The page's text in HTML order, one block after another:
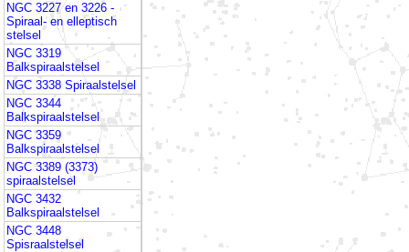
NGC 3227 en 3226 -
Spiraal- en elleptisch
stelsel
NGC 3319
Balkspiraalstelsel
NGC 3338 Spiraalstelsel
NGC 3344
Balkspiraalstelsel
NGC 3359
Balkspiraalstelsel
NGC 3389 (3373)
spiraalstelsel
NGC 3432
Balkspiraalstelsel
NGC 3448
Spisraalstelsel